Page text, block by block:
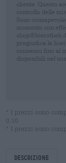
cliente. Questo
controllo delle
Sono
momento con
pregiudica la
consenso fino al
disponibili nel
* I prezzi sono
0,10
* I prezzi sono
Descrizione